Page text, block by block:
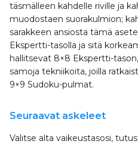
täsmälleen kahdelle riville ja
muodostaen suorakulmion;
sarakkeen ansiosta tämä
Ekspertti-tasolla ja sitä
hallitsevat 8×8 Ekspertti-
samoja tekniikoita, joilla
9×9 Sudoku-pulmat.
Seuraavat askeleet
Valitse alta vaikeustasosi,